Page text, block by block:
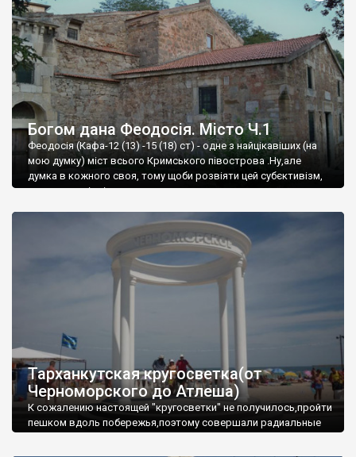
Богом дана Феодосія. Місто Ч.1
Феодосія (Кафа-12 (13) -15 (18) ст) - одне з найцікавіших (на
мою думку) міст всього Кримського півострова .Ну,але
думка в кожного своя, тому щоби розвіяти цей субєктивізм,
запрошую відвідати це
Тарханкутская кругосветка(от
Черноморского до Атлеша)
К сожалению настоящей "кругосветки" не получилось,пройти
пешком вдоль побережья,поэтому совершали радиальные